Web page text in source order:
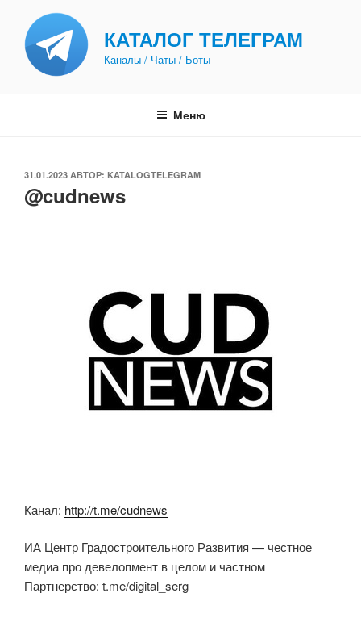
содержимому
КАТАЛОГ ТЕЛЕГРАМ
Каналы / Чаты / Боты
Меню
ОПУБЛИКОВАНО
31.01.2023 АВТОР: KATALOGTELEGRAM
@cudnews
Канал: http://t.me/cudnews
ИА Центр Градостроительного Развития — честное
медиа про девелопмент в целом и частном
Партнерство: t.me/digital_serg